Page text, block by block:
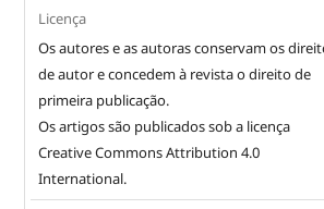
Licença
Os autores e as autoras conservam os
de autor e concedem à revista o direito de
primeira publicação.
Os artigos são publicados sob a licença
Creative Commons Attribution 4.0
International.